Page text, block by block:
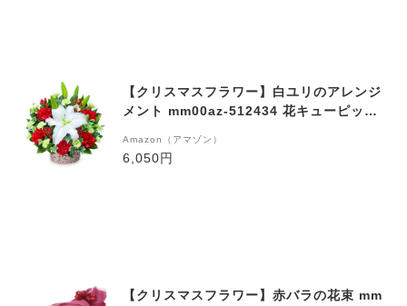
【クリスマスフラワー】白ユリのアレンジ
メント mm00az-512434 花キューピット
念日 Xmas
Amazon（アマゾン）
6,050円
【クリスマスフラワー】赤バラの花束 mm